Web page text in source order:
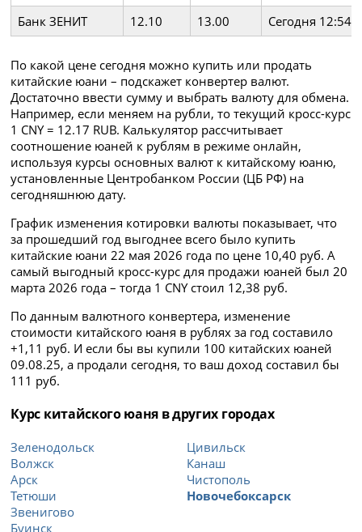
Банк ЗЕНИТ
12.10 13.00 Сегодня 12:54
По какой цене сегодня можно купить или продать
китайские юани – подскажет конвертер валют.
Достаточно ввести сумму и выбрать валюту для обмена.
Например, если меняем на рубли, то текущий кросс-курс
1 CNY = 12.17 RUB. Калькулятор рассчитывает
соотношение юаней к рублям в режиме онлайн,
используя курсы основных валют к китайскому юаню,
установленные Центробанком России (ЦБ РФ) на
сегодняшнюю дату.
График изменения котировки валюты показывает, что
за прошедший год выгоднее всего было купить
китайские юани 22 мая 2026 года по цене 10,40 руб. А
самый выгодный кросс-курс для продажи юаней был 20
марта 2026 года – тогда 1 CNY стоил 12,38 руб.
По данным валютного конвертера, изменение
стоимости китайского юаня в рублях за год составило
+1,11 руб. И если бы вы купили 100 китайских юаней
09.08.25, а продали сегодня, то ваш доход составил бы
111 руб.
Курс китайского юаня в других городах
Зеленодольск
Волжск
Арск
Тетюши
Звенигово
Буинск
Цивильск
Канаш
Чистополь
Новочебоксарск